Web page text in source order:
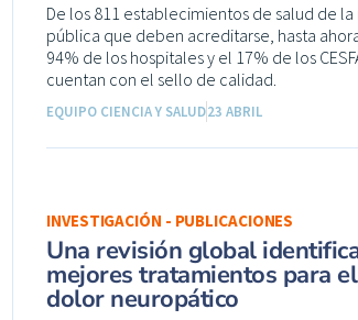
De los 811 establecimientos de salud de la
pública que deben acreditarse, hasta
94% de los hospitales y el 17% de los
cuentan con el sello de calidad.
EQUIPO CIENCIA Y SALUD23 ABRIL
INVESTIGACIÓN - PUBLICACIONES
Una revisión global
mejores tratamientos para el
dolor neuropático